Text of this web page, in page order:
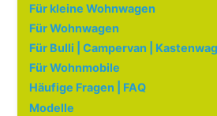
Für kleine Wohnwagen
Für Wohnwagen
Für Bulli | Campervan |
Für Wohnmobile
Häufige Fragen | FAQ
Modelle